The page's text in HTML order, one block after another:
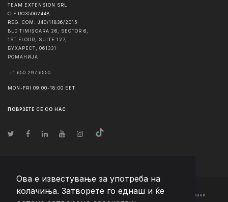
Ова е известување за употреба на
колачиња. Затворете го еднаш и ќе
TEAM EXTENSION SRL
CIF RO35062448
REG. COM. J40/11836/2015
BLD TIMIȘOARA 26, SECTOR 6,
1ST FLOOR, SUITE 127,
БУХАРЕСТ
061331
РОМАНИЈА
+1 650 297 6550
MON-FRI 09:00-18:00 EET
ПОВРЗЕТЕ СЕ СО НАС
© Авторско право2026 Team Extension Macedonia - Сите права задржани